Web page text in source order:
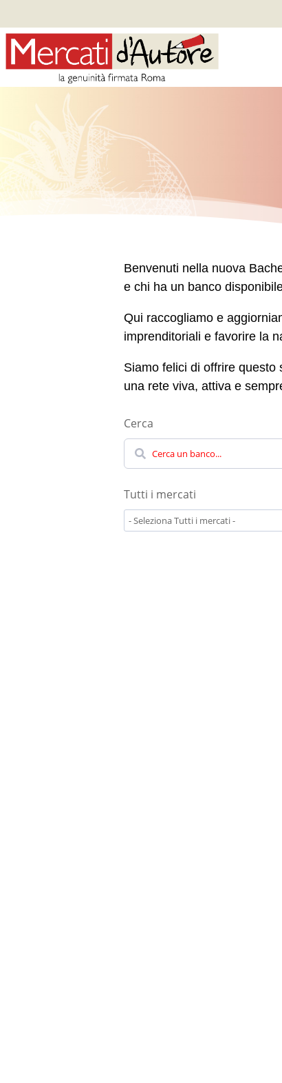
Benvenuti nella nuova
e chi ha un banco
Qui raccogliamo e
imprenditoriali e favorire la
Siamo felici di offrire questo
una rete viva, attiva e
Cerca
Ricerca
Tutti i mercati